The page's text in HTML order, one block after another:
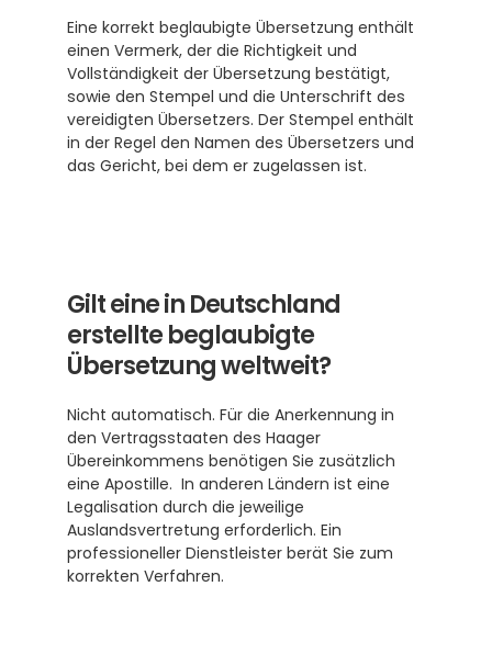
Eine korrekt beglaubigte Übersetzung enthält
einen Vermerk, der die Richtigkeit und
Vollständigkeit der Übersetzung bestätigt,
sowie den Stempel und die Unterschrift des
vereidigten Übersetzers. Der Stempel enthält
in der Regel den Namen des Übersetzers und
das Gericht, bei dem er zugelassen ist.
Gilt eine in Deutschland
erstellte beglaubigte
Übersetzung weltweit?
Nicht automatisch. Für die Anerkennung in
den Vertragsstaaten des Haager
Übereinkommens benötigen Sie zusätzlich
eine Apostille.  In anderen Ländern ist eine
Legalisation durch die jeweilige
Auslandsvertretung erforderlich. Ein
professioneller Dienstleister berät Sie zum
korrekten Verfahren.